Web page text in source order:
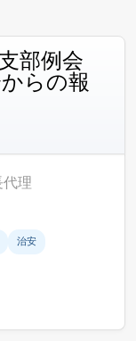
部例会
らの報
理
治安